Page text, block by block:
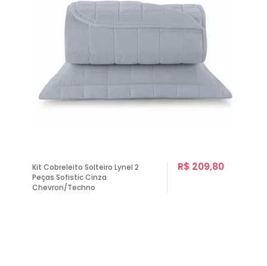
Kit Cobreleito Solteiro Lynel 2
Peças Sofistic Cinza
Chevron/Techno
R$ 209,80